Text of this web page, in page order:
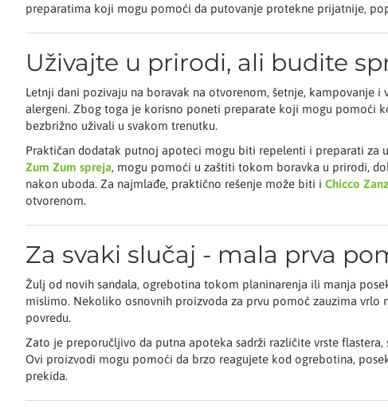
preparatima koji mogu pomoći da putovanje protekne prijatnije,
Uživajte u prirodi, ali budite
Letnji dani pozivaju na boravak na otvorenom, šetnje, kampovanje
alergeni. Zbog toga je korisno poneti preparate koji mogu pomoći
bezbrižno uživali u svakom trenutku.
Praktičan dodatak putnoj apoteci mogu biti repelenti i preparati
Zum Zum spreja, mogu pomoći u zaštiti tokom boravka u prirodi,
nakon uboda. Za najmlađe, praktično rešenje može biti i Chicco
otvorenom.
Za svaki slučaj - mala prva
Žulj od novih sandala, ogrebotina tokom planinarenja ili manja
mislimo. Nekoliko osnovnih proizvoda za prvu pomoć zauzima
povredu.
Zato je preporučljivo da putna apoteka sadrži različite vrste
Ovi proizvodi mogu pomoći da brzo reagujete kod ogrebotina,
prekida.